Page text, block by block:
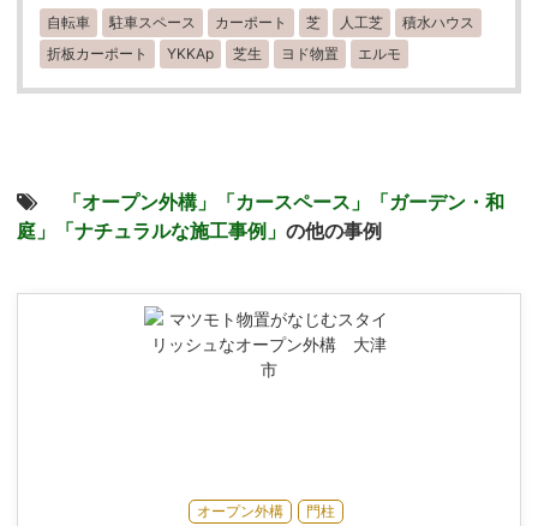
自転車 駐車スペース カーポート 芝 人工芝
積水ハウス
折板カーポート
YKKAp 芝生 ヨド物置 エルモ
「オープン外構」 「カースペース」
「ガーデン・和
庭」
「ナチュラルな施工事例」 の他の事例
オープン外構 門柱